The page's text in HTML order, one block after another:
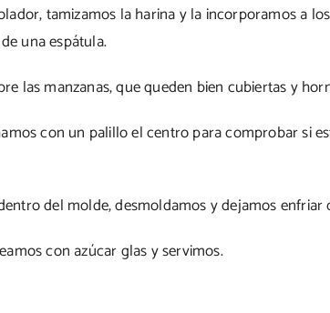
tamizamos la harina y la incorporamos a
una espátula.
las manzanas, que queden bien cubiertas y
con un palillo el centro para comprobar si
del molde, desmoldamos y dejamos
con azúcar glas y servimos.